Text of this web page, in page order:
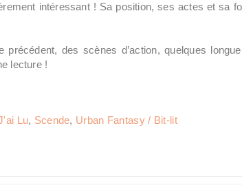
intéressant ! Sa position, ses actes et sa
des scènes d’action, quelques
lecture !
Lu, Scende, Urban Fantasy / Bit-lit